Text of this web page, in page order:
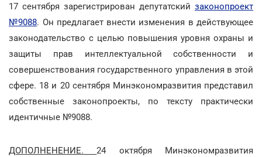
17 сентября зарегистрирован депутатский законопроект
№9088. Он предлагает внести изменения в действующее
законодательство с целью повышения уровня охраны и
защиты прав интеллектуальной собственности и
совершенствования государственного управления в этой
сфере. 18 и 20 сентября Минэкономразвития представил
собственные законопроекты, по тексту практически
идентичные №9088.
ДОПОЛНЕНЕНИЕ.24 октября Минэкономразвития